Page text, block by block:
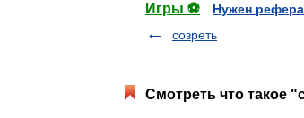
Игры ⚽
Нужен
созреть
Смотреть что такое